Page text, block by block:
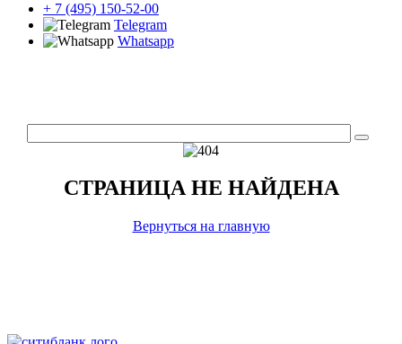
+ 7 (495) 150-52-00
Telegram
Whatsapp
СТРАНИЦА НЕ НАЙДЕНА
Вернуться на главную